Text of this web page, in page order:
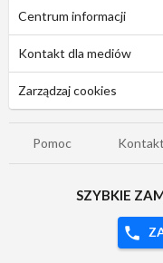
Centrum informacji
Kontakt dla mediów
Zarządzaj cookies
Pomoc Kontakt
SZYBKIE